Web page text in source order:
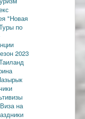
"Новая
по
2023
Виза на